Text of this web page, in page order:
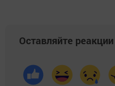
Оставляйте реакции